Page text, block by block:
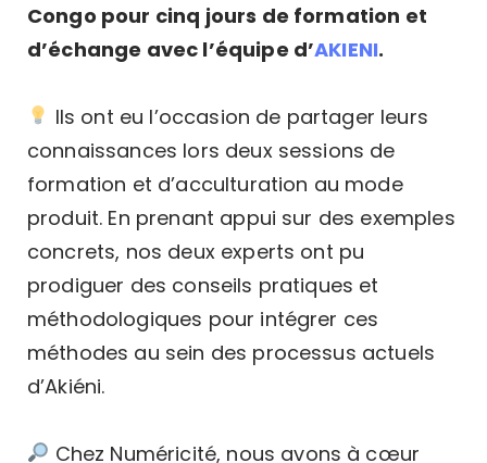
Congo pour cinq jours de formation et
d’échange avec l’équipe d’AKIENI.
Ils ont eu l’occasion de partager leurs
connaissances lors deux sessions de
formation et d’acculturation au mode
produit. En prenant appui sur des exemples
concrets, nos deux experts ont pu
prodiguer des conseils pratiques et
méthodologiques pour intégrer ces
méthodes au sein des processus actuels
d’Akiéni.
Chez Numéricité, nous avons à cœur